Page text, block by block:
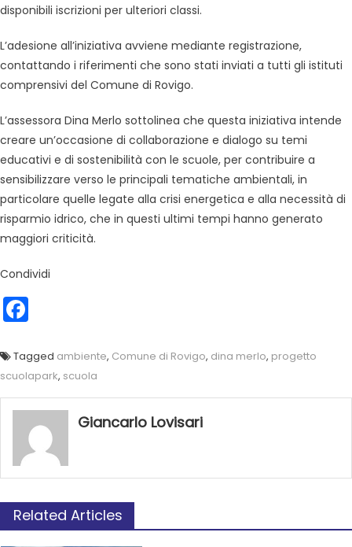
disponibili iscrizioni per ulteriori classi.
L’adesione all’iniziativa avviene mediante registrazione,
contattando i riferimenti che sono stati inviati a tutti gli istituti
comprensivi del Comune di Rovigo.
L’assessora Dina Merlo sottolinea che questa iniziativa intende
creare un’occasione di collaborazione e dialogo su temi
educativi e di sostenibilità con le scuole, per contribuire a
sensibilizzare verso le principali tematiche ambientali, in
particolare quelle legate alla crisi energetica e alla necessità di
risparmio idrico, che in questi ultimi tempi hanno generato
maggiori criticità.
Condividi
Tagged ambiente, Comune di Rovigo, dina merlo, progetto
scuolapark, scuola
Giancarlo Lovisari
Related Articles